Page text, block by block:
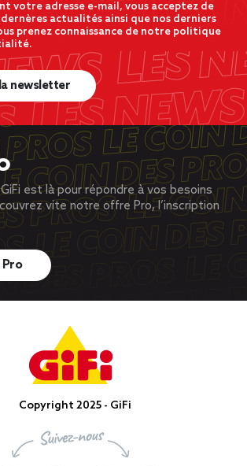
votre adresse e-mail, vous acceptez de
actualités ainsi que nos derniers
prenez connaissance de notre politique
newsletter
est là pour répondre à vos besoins
vite notre offre Pro, l’inscription
Pro
Copyright 2025 - GiFi